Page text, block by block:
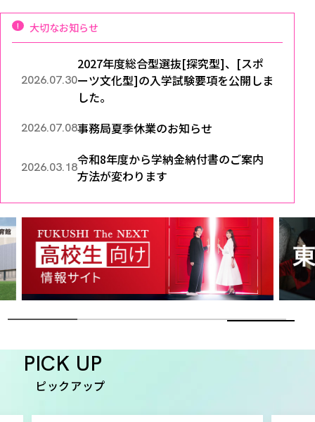
ICT教育
初年次教育（リエゾンゼミⅠ）
実学臨床教育（総合福祉学部のみ履修可能）
教育実践活動（教育学科学生のみ受講可能）
禅のこころ
学びのサポート
学びのサポート
学費（学部学科）
宿舎の紹介
学生生活サポート
学生自主活動支援
学生総合補償制度
スポーツ傷害保険
JICA草の根技術協力事業
研究所について
大切なお知らせ
2026.07.30
2027年度総合型選抜[探究型]、[スポ
ーツ文化型]の入学試験要項を公開しま
した。
2026.07.08事務局夏季休業のお知らせ
2026.03.18令和8年度から学納金納付書のご案内
方法が変わります
PICK UP
ピックアップ